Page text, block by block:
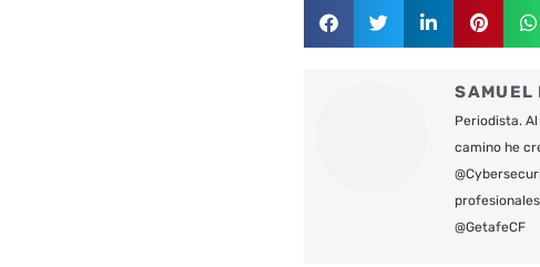
SAMUEL
Periodista.
camino he
@GetafeCF